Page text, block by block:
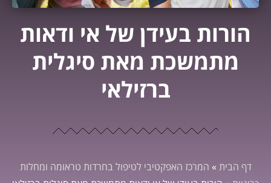
הורות בעידן של אי ודאות
מתמשכת מאת סיגלית
ברזילאי
דף הבית » המרכז האפקטיבי לטיפול בחרדות טראומה ומחלות